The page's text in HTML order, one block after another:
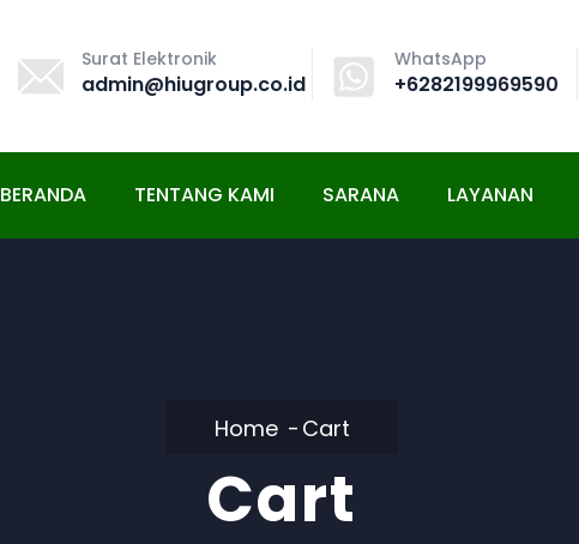
Surat Elektronik
admin@hiugroup.co.id
WhatsApp
+6282199969590
BERANDA TENTANG KAMI SARANA LAYANAN
Home Cart
Cart